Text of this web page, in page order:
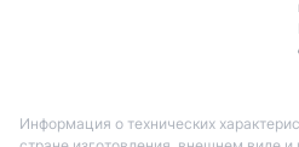
Информация о технических